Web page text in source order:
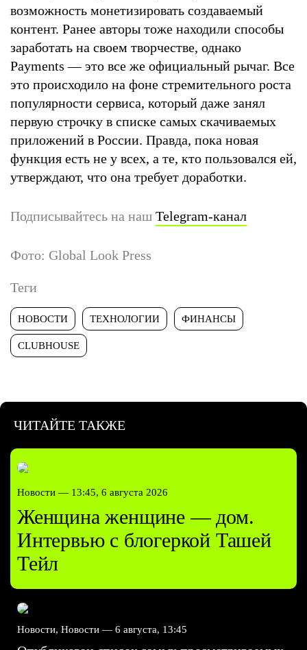
возможность монетизировать создаваемый
контент. Ранее авторы тоже находили способы
заработать на своем творчестве, однако
Payments — это все же официальный рычаг. Все
это происходило на фоне стремительного роста
популярности сервиса, который даже занял
первую строчку в списке самых скачиваемых
приложений в России. Правда, пока новая
функция есть не у всех, а те, кто пользовался ей,
утверждают, что она требует доработки.
Подписывайтесь на наш Telegram-канал
Фото: Global Look Press
Теги
НОВОСТИ ТЕХНОЛОГИИ ФИНАНСЫ
CLUBHOUSE
ЧИТАЙТЕ ТАКЖЕ
Новости — 13:45, 6 августа 2026
Женщина женщине — дом.
Интервью с блогеркой Ташей
Тейл
Новости, Новости — 6 августа, 13:45